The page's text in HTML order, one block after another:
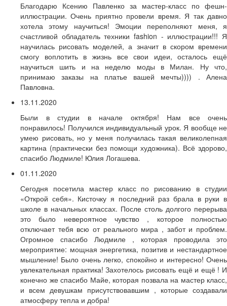
Благодарю Ксению Павленко за мастер-класс по фешн-
иллюстрации. Очень приятно провели время. Я так давно
хотела этому научиться! Эмоции переполняют меня, я
счастливой обладатель техники fashion - иллюстрации!!! Я
научилась рисовать моделей, а значит в скором времени
смогу воплотить в жизнь все свои идеи, осталось ещё
научиться шить и на неделю моды в Милан. Ну что,
принимаю заказы на платье вашей мечты)))) . Алена
Павловна.
13.11.2020
Были в студии в начале октября! Нам все очень
понравилось! Получился индивидуальный урок. Я вообще не
умею рисовать, но у меня получилась такая великолепная
картина (практически без помощи художника). Всё здорово,
спасибо Людмиле! Юлия Логашева.
01.11.2020
Сегодня посетила мастер класс по рисованию в студии
«Открой себя». Кисточку я последний раз брала в руки в
школе в начальных классах. После столь долгого перерыва
это было невероятное чувство , которое полностью
отключает тебя всю от реального мира , забот и проблем.
Огромное спасибо Людмиле , которая проводила это
мероприятие: мощная энергетика, позитив и нестандартное
мышление! Было очень легко, спокойно и интересно! Очень
увлекательная практика! Захотелось рисовать ещё и ещё ! И
конечно же спасибо Майе, которая позвала на мастер класс,
и всем девушкам присутствовавшим , которые создавали
атмосферу тепла и добра!